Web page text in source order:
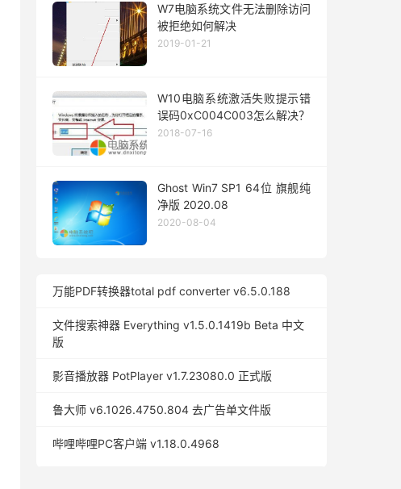
W7电脑系统文件无法删除访问
被拒绝如何解决
2019-01-21
W10电脑系统激活失败提示错
误码0xC004C003怎么解决？
2018-07-16
Ghost Win7 SP1 64位 旗舰纯
净版 2020.08
2020-08-04
万能PDF转换器total pdf converter v6.5.0.188
文件搜索神器 Everything v1.5.0.1419b Beta 中文
版
影音播放器 PotPlayer v1.7.23080.0 正式版
鲁大师 v6.1026.4750.804 去广告单文件版
哔哩哔哩PC客户端 v1.18.0.4968